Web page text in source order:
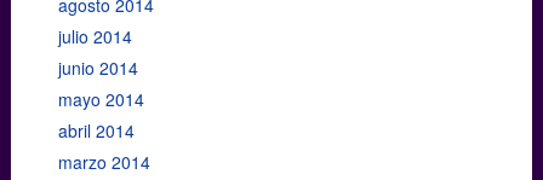
agosto 2014
julio 2014
junio 2014
mayo 2014
abril 2014
marzo 2014